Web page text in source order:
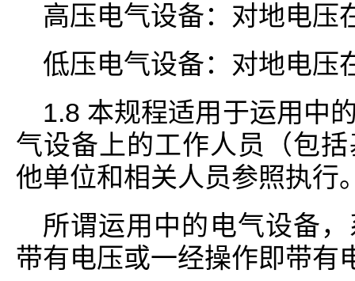
高压电气设备：对地电压
低压电气设备：对地电压
1.8 本规程适用于运用中
气设备上的工作人员（包
他单位和相关人员参照执行
所谓运用中的电气设备
带有电压或一经操作即带有